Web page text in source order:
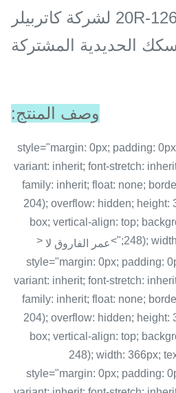
20R-1262192-2817 لشركة كاتربيلر
وصف المنتج:
< style="margin: 0px; padding:
variant: inherit; font-stretch:
family: inherit; float: none;
204); overflow: hidden; height:
box; vertical-align: top;
248);
عمر الفاروق لا <
style="margin: 0px; padding:
variant: inherit; font-stretch:
family: inherit; float: none;
204); overflow: hidden; height:
box; vertical-align: top;
248); width: 366px;
style="margin: 0px; padding: